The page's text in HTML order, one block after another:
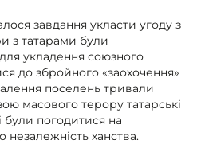
завдання укласти угоду з
з татарами були
укладення союзного
до збройного «заохочення»
поселень тривали
масового терору татарські
погодитися на
незалежність ханства.